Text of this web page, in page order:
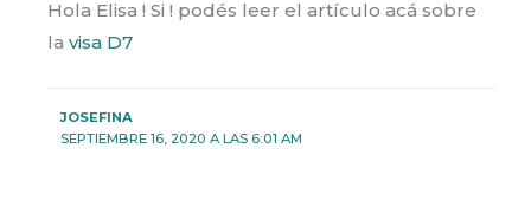
Hola Elisa ! Si ! podés leer el artículo acá sobre
la visa D7
JOSEFINA
SEPTIEMBRE 16, 2020 A LAS 6:01 AM